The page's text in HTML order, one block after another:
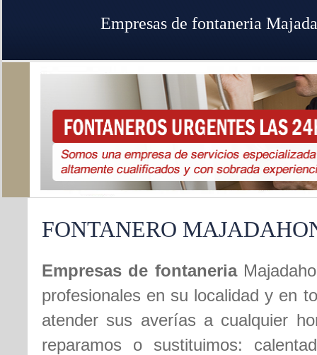
FONTANERO
Empresas de fontaneria
profesionales en su localidad y en
atender sus averías a cualquier
reparamos o sustituimos:
Empresas de fontaneria